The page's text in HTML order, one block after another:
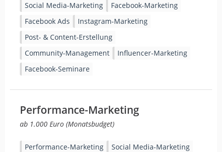
Social Media-Marketing
Facebook-Marketing
Facebook Ads
Instagram-Marketing
Post- & Content-Erstellung
Community-Management
Influencer-Marketing
Facebook-Seminare
Performance-Marketing
ab 1.000 Euro (Monatsbudget)
Performance-Marketing
Social Media-Marketing